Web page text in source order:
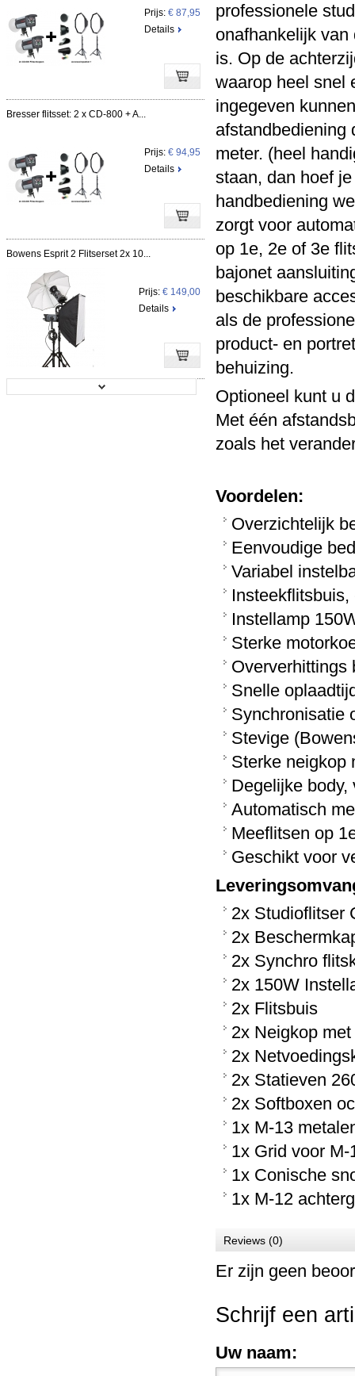
Prijs: € 87,95
Details
Bresser flitsset: 2 x CD-800 + A...
Prijs: € 94,95
Details
Bowens Esprit 2 Flitserset 2x 10...
Prijs: € 149,00
Details
professionele
onafhankelijk
is. Op de
waarop heel snel
ingegeven
afstandbediening
meter. (heel
staan, dan hoef
handbediening
zorgt voor
op 1e, 2e of 3e
bajonet
beschikbare
als de
product- en
behuizing.
Optioneel kunt u
Met één
zoals het
Voordelen:
Overzichtelijk
Eenvoudige
Variabel
Instellamp
Sterke
Oververhittings
Snelle
Synchronisatie
Stevige
Sterke neigkop
Degelijke body,
Automatisch
Meeflitsen op
Geschikt voor
2x Studioflitser
2x
2x Synchro
2x 150W
2x Flitsbuis
2x Neigkop
2x
2x Statieven
2x Softboxen
1x M-13
1x Grid voor M-
1x Conische
1x M-12
Reviews (0)
Er zijn geen
Schrijf een
Uw naam: